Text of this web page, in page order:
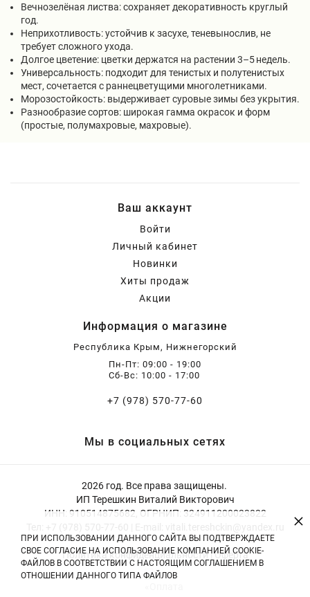
Вечнозелёная листва: сохраняет декоративность круглый
год.
Неприхотливость: устойчив к засухе, теневынослив, не
требует сложного ухода.
Долгое цветение: цветки держатся на растении 3–5 недель.
Универсальность: подходит для тенистых и полутенистых
мест, сочетается с раннецветущими многолетниками.
Морозостойкость: выдерживает суровые зимы без укрытия.
Разнообразие сортов: широкая гамма окрасок и форм
(простые, полумахровые, махровые).
Ваш аккаунт
Войти
Личный кабинет
Новинки
Хиты продаж
Акции
Информация о магазине
Республика Крым, Нижнегорский
Пн-Пт: 09:00 - 19:00
Сб-Вс: 10:00 - 17:00
+7 (978) 570-77-60
Мы в социальных сетях
2026 год. Все права защищены.
ИП Терешкин Виталий Викторович
ИНН: 910514875682, ОГРНИП: 324911200023822
Политика конфиденциальности|Оферта
ПРИ ИСПОЛЬЗОВАНИИ ДАННОГО САЙТА ВЫ ПОДТВЕРЖДАЕТЕ
СВОЕ СОГЛАСИЕ НА ИСПОЛЬЗОВАНИЕ КОМПАНИЕЙ COOKIE-
ФАЙЛОВ В СООТВЕТСТВИИ С НАСТОЯЩИМ СОГЛАШЕНИЕМ В
ОТНОШЕНИИ ДАННОГО ТИПА ФАЙЛОВ
×